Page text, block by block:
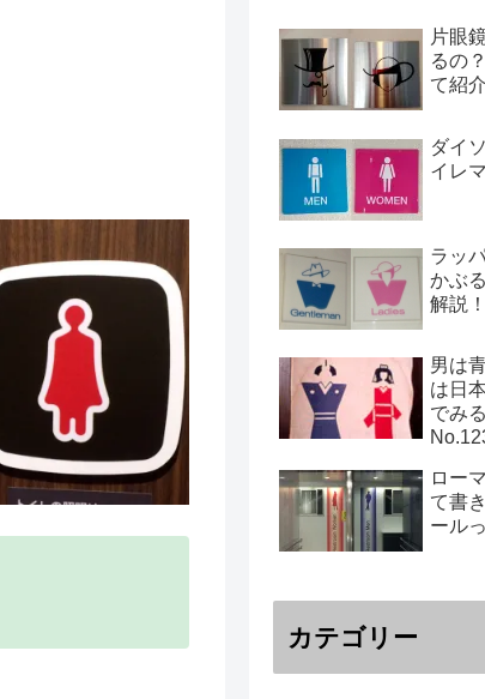
片眼
るの
て紹
ダイ
イレ
ラッ
かぶ
解説
男は
は日
でみ
ロー
て書
ール
カテゴリー